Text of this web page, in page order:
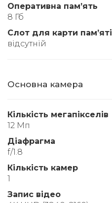
Оперативна памʼять
8 Гб
Слот для карти памʼяті
відсутній
Основна камера
Кількість мегапікселів
12 Мп
Діафрагма
f/1.8
Кількість камер
1
Запис відео